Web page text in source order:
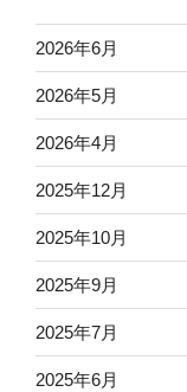
2026年6月
2026年5月
2026年4月
2025年12月
2025年10月
2025年9月
2025年7月
2025年6月